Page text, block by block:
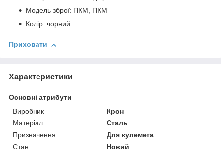
Модель зброї: ПКМ, ПКМ
Колір: чорний
Приховати
Характеристики
Основні атрибути
Виробник
Крон
Матеріал
Сталь
Призначення
Для кулемета
Стан
Новий